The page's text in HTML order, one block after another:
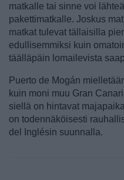
matkalle tai sinne voi
pakettimatkalle. Joskus
matkat tulevat tällaisilla
edullisemmiksi kuin
täälläpäin lomailevista
Puerto de Mogán
kuin moni muu Gran
siellä on hintavat
on todennäköisesti
del Inglésin suunnalla.